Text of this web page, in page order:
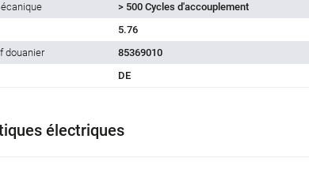
> 500 Cycles d'accouplement
5.76
douanier
85369010
DE
électriques